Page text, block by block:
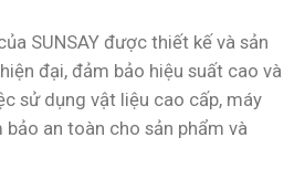
SUNSAY được thiết kế và sản
đại, đảm bảo hiệu suất cao và
sử dụng vật liệu cao cấp, máy
bảo an toàn cho sản phẩm và